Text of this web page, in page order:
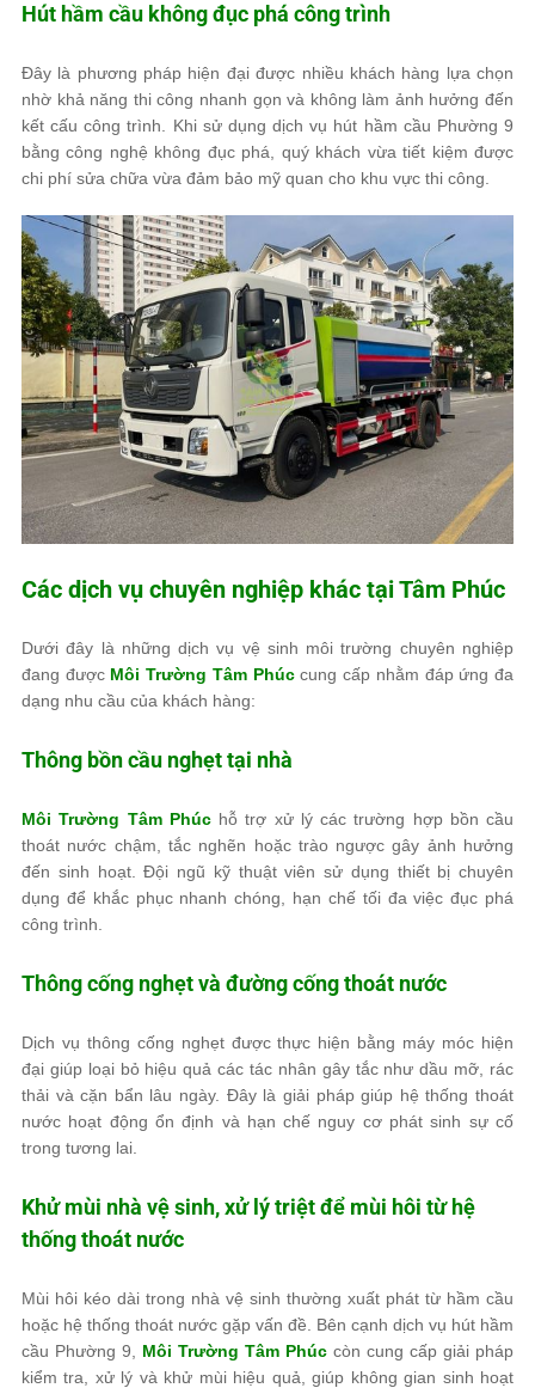
Hút hầm cầu không đục phá công trình
Đây là phương pháp hiện đại được nhiều khách hàng lựa chọn
nhờ khả năng thi công nhanh gọn và không làm ảnh hưởng đến
kết cấu công trình. Khi sử dụng dịch vụ hút hầm cầu Phường 9
bằng công nghệ không đục phá, quý khách vừa tiết kiệm được
chi phí sửa chữa vừa đảm bảo mỹ quan cho khu vực thi công.
Các dịch vụ chuyên nghiệp khác tạiTâm Phúc
Dưới đây là những dịch vụ vệ sinh môi trường chuyên nghiệp
đang được Môi Trường Tâm Phúccung cấp nhằm đáp ứng đa
dạng nhu cầu của khách hàng:
Thông bồn cầu nghẹt tại nhà
Môi Trường Tâm Phúchỗ trợ xử lý các trường hợp bồn cầu
thoát nước chậm, tắc nghẽn hoặc trào ngược gây ảnh hưởng
đến sinh hoạt. Đội ngũ kỹ thuật viên sử dụng thiết bị chuyên
dụng để khắc phục nhanh chóng, hạn chế tối đa việc đục phá
công trình.
Thông cống nghẹt và đường cống thoát nước
Dịch vụ thông cống nghẹt được thực hiện bằng máy móc hiện
đại giúp loại bỏ hiệu quả các tác nhân gây tắc như dầu mỡ, rác
thải và cặn bẩn lâu ngày. Đây là giải pháp giúp hệ thống thoát
nước hoạt động ổn định và hạn chế nguy cơ phát sinh sự cố
trong tương lai.
Khử mùi nhà vệ sinh, xử lý triệt để mùi hôi từ hệ
thống thoát nước
Mùi hôi kéo dài trong nhà vệ sinh thường xuất phát từ hầm cầu
hoặc hệ thống thoát nước gặp vấn đề. Bên cạnh dịch vụ hút hầm
cầu Phường 9, Môi Trường Tâm Phúc còn cung cấp giải pháp
kiểm tra, xử lý và khử mùi hiệu quả, giúp không gian sinh hoạt